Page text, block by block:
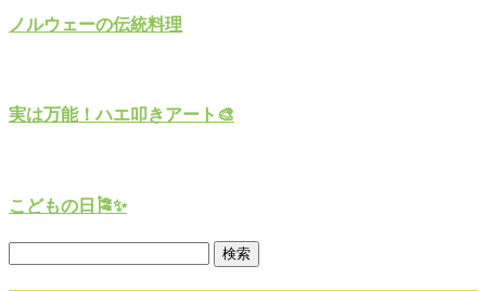
ノルウェーの伝統料理
実は万能！ハエ叩きアート🎨
こどもの日🎏✨️